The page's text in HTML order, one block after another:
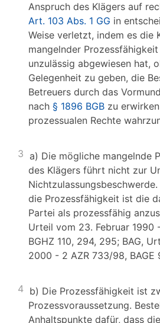
Anspruch des Klägers auf
Art. 103 Abs. 1 GG in
Weise verletzt, indem es die
mangelnder
unzulässig abgewiesen hat,
Gelegenheit zu geben, die
Betreuers durch das
nach § 1896 BGB zu
prozessualen Rechte
3 a) Die mögliche mangelnde
des Klägers führt nicht zur
die Prozessfähigkeit ist die
Partei als prozessfähig
Urteil vom 23. Februar 1990
BGHZ 110, 294, 295; BAG,
2000 - 2 AZR 733/98, BAGE
4 b) Die Prozessfähigkeit ist
Prozessvoraussetzung.
Anhaltspunkte dafür, dass